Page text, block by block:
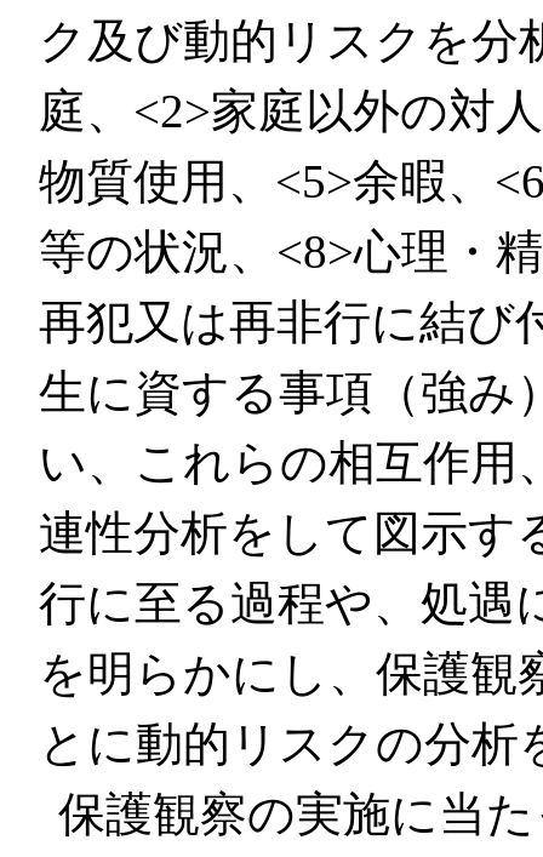
ク及び動的リスクを分
庭、<2>家庭以外の対
物質使用、<5>余暇、
等の状況、<8>心理・
再犯又は再非行に結び
生に資する事項（強み
い、これらの相互作用
連性分析をして図示す
行に至る過程や、処遇
を明らかにし、保護観
とに動的リスクの分
保護観察の実施に当